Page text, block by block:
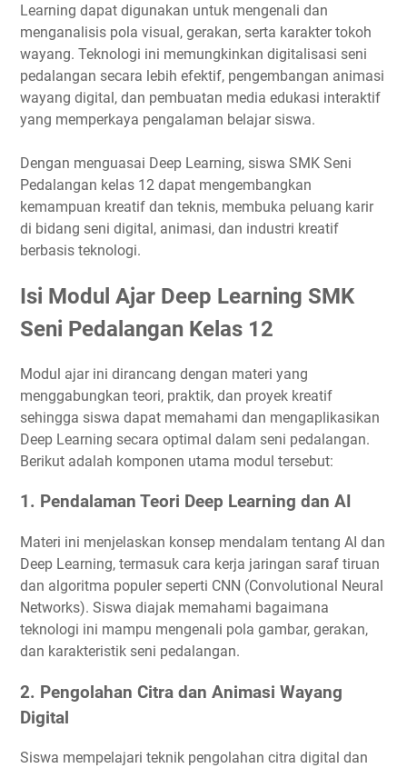
Learning dapat digunakan untuk mengenali dan
menganalisis pola visual, gerakan, serta karakter tokoh
wayang. Teknologi ini memungkinkan digitalisasi seni
pedalangan secara lebih efektif, pengembangan animasi
wayang digital, dan pembuatan media edukasi interaktif
yang memperkaya pengalaman belajar siswa.
Dengan menguasai Deep Learning, siswa SMK Seni
Pedalangan kelas 12 dapat mengembangkan
kemampuan kreatif dan teknis, membuka peluang karir
di bidang seni digital, animasi, dan industri kreatif
berbasis teknologi.
Isi Modul Ajar Deep Learning SMK
Seni Pedalangan Kelas 12
Modul ajar ini dirancang dengan materi yang
menggabungkan teori, praktik, dan proyek kreatif
sehingga siswa dapat memahami dan mengaplikasikan
Deep Learning secara optimal dalam seni pedalangan.
Berikut adalah komponen utama modul tersebut:
1. Pendalaman Teori Deep Learning dan AI
Materi ini menjelaskan konsep mendalam tentang AI dan
Deep Learning, termasuk cara kerja jaringan saraf tiruan
dan algoritma populer seperti CNN (Convolutional Neural
Networks). Siswa diajak memahami bagaimana
teknologi ini mampu mengenali pola gambar, gerakan,
dan karakteristik seni pedalangan.
2. Pengolahan Citra dan Animasi Wayang
Digital
Siswa mempelajari teknik pengolahan citra digital dan